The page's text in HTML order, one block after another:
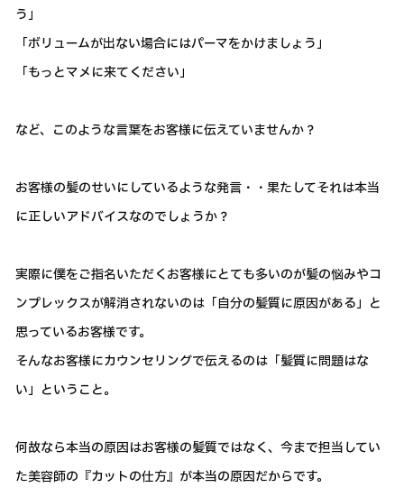
う」
「ボリュームが出ない場合にはパーマをかけましょう」
「もっとマメに来てください」
など、このような言葉をお客様に伝えていませんか？
お客様の髪のせいにしているような発言・・果たしてそれは本当
に正しいアドバイスなのでしょうか？
実際に僕をご指名いただくお客様にとても多いのが髪の悩みやコ
ンプレックスが解消されないのは「自分の髪質に原因がある」と
思っているお客様です。
そんなお客様にカウンセリングで伝えるのは「髪質に問題はな
い」ということ。
何故なら本当の原因はお客様の髪質ではなく、今まで担当してい
た美容師の『カットの仕方』が本当の原因だからです。